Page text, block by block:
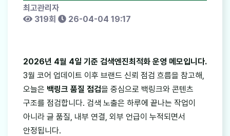
최고관리자
319회
26-04-04 19:17
2026년 4월 4일 기준 검색엔진최적화 운영 메모입니다.
3월 코어 업데이트 이후 브랜드 신뢰 점검 흐름을 참고해,
오늘은 백링크 품질 점검을 중심으로 백링크와 콘텐츠
구조를 점검합니다. 검색 노출은 하루에 끝나는 작업이
아니라 글 품질, 내부 연결, 외부 언급이 누적되면서
안정됩니다.